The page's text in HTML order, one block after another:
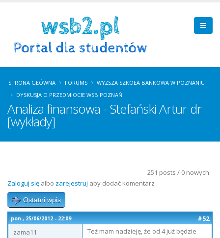
STRONA GŁÓWNA FORUMS
WYŻSZA SZKOŁA BANKOWA W POZNANIU
DYSKUSJA O PRZEDMIOCIE WSB POZNAŃ
Analiza finansowa - Stefański Artur dr
[wykłady]
251 posts / 0 nowych
Zaloguj się albo zarejestruj aby dodać komentarz
Ostatni wpis
pon., 25/06/2012 - 22:09
#52
zama11
Też mam nadzieję, że od 4 już będzie